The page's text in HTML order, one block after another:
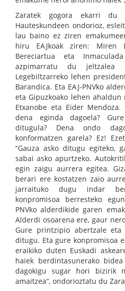
Zaratek gogora ekarri du
Hauteskundeen ondorioz,
lau baino ez ziren
hiru EAJkoak ziren: Miren
Bereciartua eta
azpimarratu du
Legebiltzarreko lehen
Barandica. Eta EAJ-PNVko
eta Gipuzkoako lehen ahaldun
Etxanobe eta Eider
dena eginda dagoela?
ditugula? Dena ondo
konformatzen garela? Ez!
“Gauza asko ditugu egiteko,
sabai asko apurtzeko.
egin zaigu aurrera egitea.
berari ere kostatzen zaio
jarraituko dugu indar
konpromisoa berresteko
PNVko alderdikide garen
Alderdi osoarena ere, gaur
Gure printzipio abertzale eta
ditugu. Eta gure konpromisoa
eraikiko duten Euskadi
haiek berdintasunerako
dagokigu sugar hori bizirik
amaitzea”, ondorioztatu du